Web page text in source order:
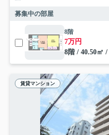
募集中の部屋
8階
7万円
8階 / 40.50㎡
賃貸マンション